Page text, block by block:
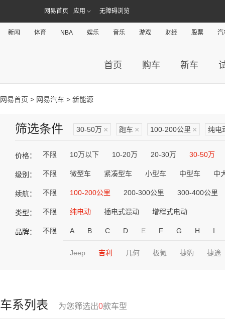
网易首页 应用 无障碍浏览
新闻 体育 NBA 娱乐 音乐 游戏 财经 股票 汽
首页 购车 新车
网易首页 > 网易汽车 > 新能源
筛选条件 30-50万 × 跑车 × 100-200公里 × 纯电
价格： 不限 10万以下 10-20万 20-30万 30-50万
级别： 不限 微型车 紧凑型车 小型车 中型车 中
续航： 不限 100-200公里 200-300公里 300-400公里
类型： 不限 纯电动 插电式混动 增程式电动
品牌： 不限 A B C D E F G H I
Jeep 吉利 几何 极氪 捷豹 捷途
车系列表 为您筛选出0款车型